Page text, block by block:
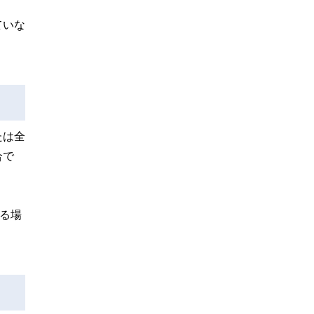
いな
は全
で
場